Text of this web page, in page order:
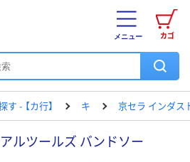
カゴ
メニュー
- 【カ行】 キ 京セラ インダス
ルツールズ バンドソー